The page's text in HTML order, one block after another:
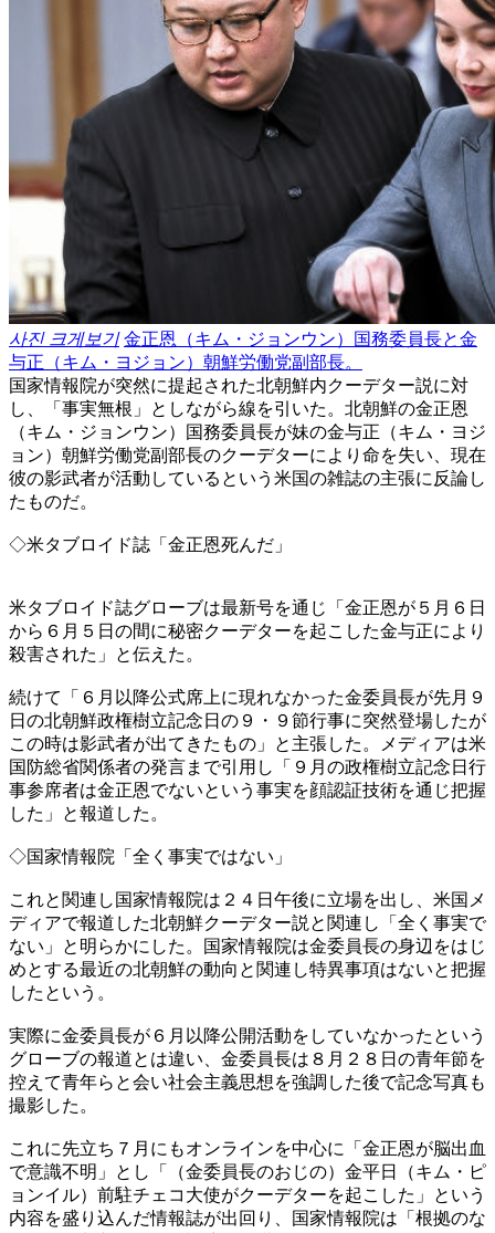
사진 크게보기 金正恩（キム・ジョンウン）国務委員長と金
与正（キム・ヨジョン）朝鮮労働党副部長。
国家情報院が突然に提起された北朝鮮内クーデター説に対
し、「事実無根」としながら線を引いた。北朝鮮の金正恩
（キム・ジョンウン）国務委員長が妹の金与正（キム・ヨジ
ョン）朝鮮労働党副部長のクーデターにより命を失い、現在
彼の影武者が活動しているという米国の雑誌の主張に反論し
たものだ。
◇米タブロイド誌「金正恩死んだ」
米タブロイド誌グローブは最新号を通じ「金正恩が５月６日
から６月５日の間に秘密クーデターを起こした金与正により
殺害された」と伝えた。
続けて「６月以降公式席上に現れなかった金委員長が先月９
日の北朝鮮政権樹立記念日の９・９節行事に突然登場したが
この時は影武者が出てきたもの」と主張した。メディアは米
国防総省関係者の発言まで引用し「９月の政権樹立記念日行
事参席者は金正恩でないという事実を顔認証技術を通じ把握
した」と報道した。
◇国家情報院「全く事実ではない」
これと関連し国家情報院は２４日午後に立場を出し、米国メ
ディアで報道した北朝鮮クーデター説と関連し「全く事実で
ない」と明らかにした。国家情報院は金委員長の身辺をはじ
めとする最近の北朝鮮の動向と関連し特異事項はないと把握
したという。
実際に金委員長が６月以降公開活動をしていなかったという
グローブの報道とは違い、金委員長は８月２８日の青年節を
控えて青年らと会い社会主義思想を強調した後で記念写真も
撮影した。
これに先立ち７月にもオンラインを中心に「金正恩が脳出血
で意識不明」とし「（金委員長のおじの）金平日（キム・ピ
ョンイル）前駐チェコ大使がクーデターを起こした」という
内容を盛り込んだ情報誌が出回り、国家情報院は「根拠のな